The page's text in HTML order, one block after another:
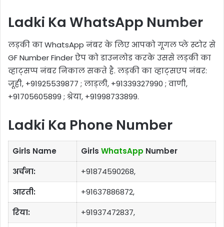
Ladki Ka WhatsApp Number
लड़की का WhatsApp नंबर के लिए आपको गूगल प्ले स्टोर से
GF Number Finder ऐप को डाउनलोड करके उससे लड़की का
व्हाट्सप्प नंबर निकाल सकते है. लड़की का व्हाट्सएप नंबर:
जूही, +91925539877 ; लाड़ली, +91339327990 ; वाणी,
+91705605899 ; श्रेया, +91998733899.
Ladki Ka Phone Number
Girls Name Girls WhatsApp Number
अर्चना:
+91874590268,
आरती:
+91637886872,
रिया:
+91937472837,